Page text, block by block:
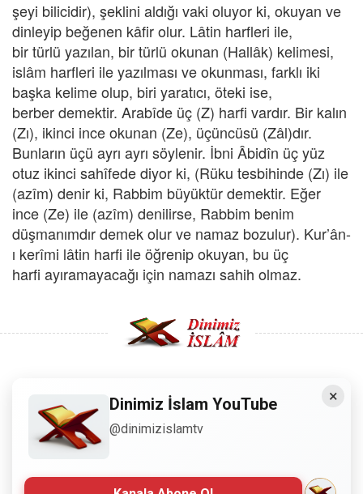
şeyi bilicidir), şeklini aldığı vaki oluyor ki, okuyan ve
dinleyip beğenen kâfir olur. Lâtin harfleri ile,
bir türlü yazılan, bir türlü okunan (Hallâk) kelimesi,
islâm harfleri ile yazılması ve okunması, farklı iki
başka kelime olup, biri yaratıcı, öteki ise,
berber demektir. Arabîde üç (Z) harfi vardır. Bir kalın
(Zı), ikinci ince okunan (Ze), üçüncüsü (Zâl)dır.
Bunların üçü ayrı ayrı söylenir. İbni Âbidîn üç yüz
otuz ikinci sahîfede diyor ki, (Rüku tesbihinde (Zı) ile
(azîm) denir ki, Rabbim büyüktür demektir. Eğer
ince (Ze) ile (azîm) denilirse, Rabbim benim
düşmanımdır demek olur ve namaz bozulur). Kur’ân-
ı kerîmi lâtin harfi ile öğrenip okuyan, bu üç
harfi ayıramayacağı için namazı sahih olmaz.
Copyright © 2008 - Dinimiz İslam. Her Hakkı Saklıdır.
Sitemizdeki bilgiler, bütün insanların istifadesi için
hazırlanmıştır. Orijinaline sadık kalmak şartıyla, izin
edebilir.
×
Dinimiz İslam YouTube
@dinimizislamtv